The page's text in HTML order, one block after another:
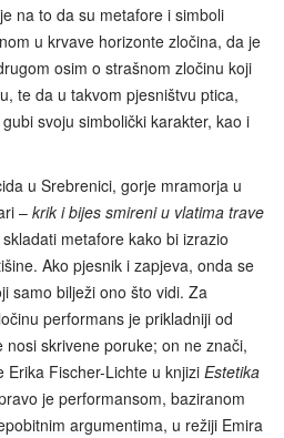
na to da su metafore i simboli
u krvave horizonte zločina, da je
osim o strašnom zločinu koji
te da u takvom pjesništvu ptica,
svoju simbolički karakter, kao i
u Srebrenici, gorje mramorja u
– krik i bijes smireni u vlatima trave
metafore kako bi izrazio
Ako pjesnik i zapjeva, onda se
samo bilježi ono što vidi. Za
performans je prikladniji od
skrivene poruke; on ne znači,
Fischer-Lichte u knjizi Estetika
je performansom, baziranom
argumentima, u režiji Emira